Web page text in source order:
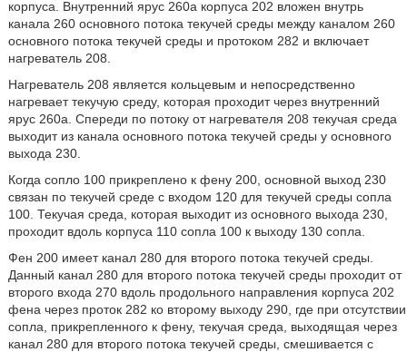
корпуса. Внутренний ярус 260а корпуса 202 вложен внутрь
канала 260 основного потока текучей среды между каналом 260
основного потока текучей среды и протоком 282 и включает
нагреватель 208.
Нагреватель 208 является кольцевым и непосредственно
нагревает текучую среду, которая проходит через внутренний
ярус 260а. Спереди по потоку от нагревателя 208 текучая среда
выходит из канала основного потока текучей среды у основного
выхода 230.
Когда сопло 100 прикреплено к фену 200, основной выход 230
связан по текучей среде с входом 120 для текучей среды сопла
100. Текучая среда, которая выходит из основного выхода 230,
проходит вдоль корпуса 110 сопла 100 к выходу 130 сопла.
Фен 200 имеет канал 280 для второго потока текучей среды.
Данный канал 280 для второго потока текучей среды проходит от
второго входа 270 вдоль продольного направления корпуса 202
фена через проток 282 ко второму выходу 290, где при отсутствии
сопла, прикрепленного к фену, текучая среда, выходящая через
канал 280 для второго потока текучей среды, смешивается с